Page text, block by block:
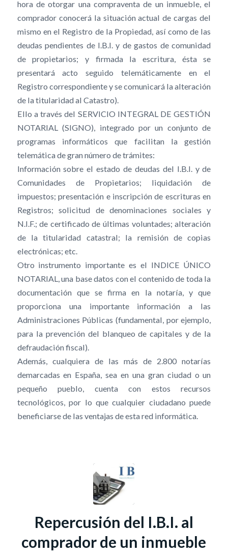
hora de otorgar una compraventa de un inmueble, el
comprador conocerá la situación actual de cargas del
mismo en el Registro de la Propiedad, así como de las
deudas pendientes de I.B.I. y de gastos de comunidad
de propietarios; y firmada la escritura, ésta se
presentará acto seguido telemáticamente en el
Registro correspondiente y se comunicará la alteración
de la titularidad al Catastro).
Ello a través del SERVICIO INTEGRAL DE GESTIÓN
NOTARIAL (SIGNO), integrado por un conjunto de
programas informáticos que facilitan la gestión
telemática de gran número de trámites:
Información sobre el estado de deudas del I.B.I. y de
Comunidades de Propietarios; liquidación de
impuestos; presentación e inscripción de escrituras en
Registros; solicitud de denominaciones sociales y
N.I.F.; de certificado de últimas voluntades; alteración
de la titularidad catastral; la remisión de copias
electrónicas; etc.
Otro instrumento importante es el INDICE ÚNICO
NOTARIAL, una base datos con el contenido de toda la
documentación que se firma en la notaría, y que
proporciona una importante información a las
Administraciones Públicas (fundamental, por ejemplo,
para la prevención del blanqueo de capitales y de la
defraudación fiscal).
Además, cualquiera de las más de 2.800 notarías
demarcadas en España, sea en una gran ciudad o un
pequeño pueblo, cuenta con estos recursos
tecnológicos, por lo que cualquier ciudadano puede
beneficiarse de las ventajas de esta red informática.
Repercusión del I.B.I. al
comprador de un inmueble